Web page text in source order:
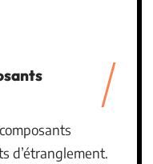
d’étranglement.